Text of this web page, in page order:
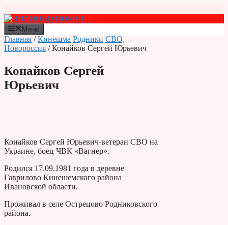
к
содержимому
Меню
Главная /Кинешма Родники СВО,
Новороссия / Конайков Сергей Юрьевич
Конайков Сергей
Юрьевич
Конайков Сергей Юрьевич-ветеран СВО на
Украине, боец ЧВК «Вагнер».
Родился 17.09.1981 года в деревне
Гаврилово Кинешемского района
Ивановской области.
Проживал в селе Острецово Родниковского
района.